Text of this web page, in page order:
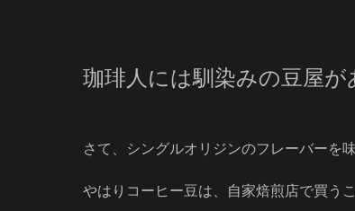
珈琲人には馴染みの豆屋が
さて、シングルオリジンのフレーバーを
やはりコーヒー豆は、自家焙煎店で買う